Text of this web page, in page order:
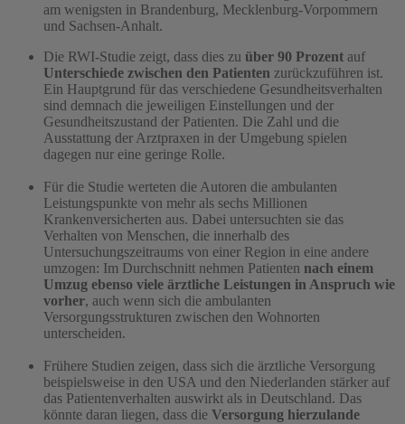
am wenigsten in Brandenburg, Mecklenburg-Vorpommern
und Sachsen-Anhalt.
Die RWI-Studie zeigt, dass dies zu über 90 Prozent auf
Unterschiede zwischen den Patienten zurückzuführen ist.
Ein Hauptgrund für das verschiedene Gesundheitsverhalten
sind demnach die jeweiligen Einstellungen und der
Gesundheitszustand der Patienten. Die Zahl und die
Ausstattung der Arztpraxen in der Umgebung spielen
dagegen nur eine geringe Rolle.
Für die Studie werteten die Autoren die ambulanten
Leistungspunkte von mehr als sechs Millionen
Krankenversicherten aus. Dabei untersuchten sie das
Verhalten von Menschen, die innerhalb des
Untersuchungszeitraums von einer Region in eine andere
umzogen: Im Durchschnitt nehmen Patienten nach einem
Umzug ebenso viele ärztliche Leistungen in Anspruch wie
vorher, auch wenn sich die ambulanten
Versorgungsstrukturen zwischen den Wohnorten
unterscheiden.
Frühere Studien zeigen, dass sich die ärztliche Versorgung
beispielsweise in den USA und den Niederlanden stärker auf
das Patientenverhalten auswirkt als in Deutschland. Das
könnte daran liegen, dass die Versorgung hierzulande